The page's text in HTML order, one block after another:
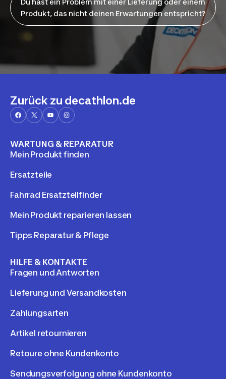
Produkt, das nicht deinen Erwartungen entspricht?
Zurück zu decathlon.de
WARTUNG & REPARATUR
Mein Produkt finden
Ersatzteile
Fahrrad Ersatzteilfinder
Mein Produkt reparieren lassen
Tipps Reparatur & Pflege
HILFE & KONTAKTE
Fragen und Antworten
Lieferung und Versandkosten
Zahlungsarten
Artikel retournieren
Retoure ohne Kundenkonto
Sendungsverfolgung ohne Kundenkonto